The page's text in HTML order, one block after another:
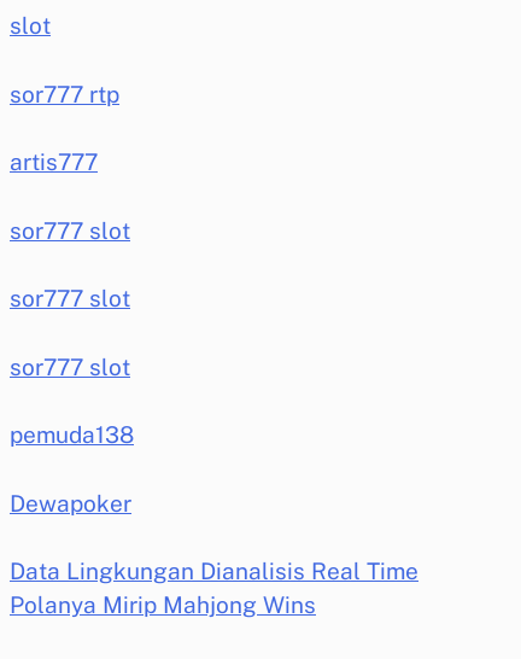
slot
sor777 rtp
artis777
sor777 slot
sor777 slot
sor777 slot
pemuda138
Dewapoker
Data Lingkungan Dianalisis Real Time
Polanya Mirip Mahjong Wins